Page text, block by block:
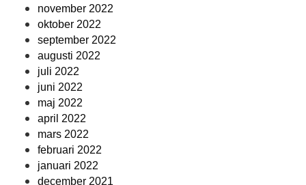
november 2022
oktober 2022
september 2022
augusti 2022
juli 2022
juni 2022
maj 2022
april 2022
mars 2022
februari 2022
januari 2022
december 2021